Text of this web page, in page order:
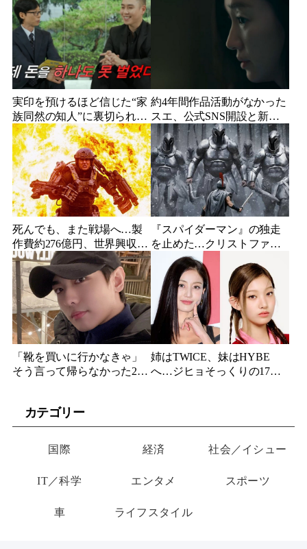
実印を預けるほど信じた“家
族同然の知人”に裏切られ
た…収益9対1、10年間の奴
隷契約で人生が一変
約4年間作品活動がなかった
スエ、公式SNS開設と新ビ
ジュアル公開で復帰説が急
浮上
死んでも、また戦場へ…製
作費約276億円、世界興収
584億円のSF大作『オール・
ユー・ニード・イズ・キ
ル』がついに配信
『スパイダーマン』の独走
を止めた…クリストファ
ー・ノーラン史上最大、390
億円の超大作がついに韓国
上陸
「靴を買いに行かなきゃ」
そう言って帰らなかった24
り物”
姉はTWICE、妹はHYBE
へ…ジヒョそっくりの17歳
カテゴリー
国際 経済 社会／イシュー
IT／科学 エンタメ スポーツ
車 ライフスタイル